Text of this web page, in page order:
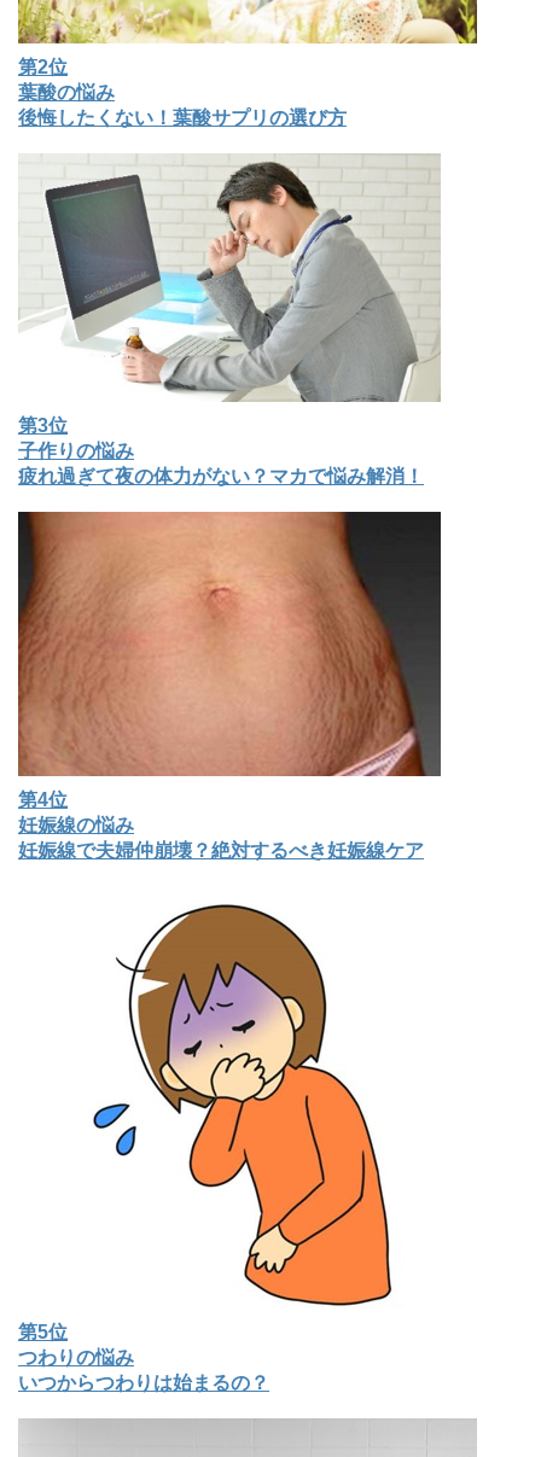
第2位
葉酸の悩み
後悔したくない！葉酸サプリの選び方
第3位
子作りの悩み
疲れ過ぎて夜の体力がない？マカで悩み解消！
第4位
妊娠線の悩み
妊娠線で夫婦仲崩壊？絶対するべき妊娠線ケア
第5位
つわりの悩み
いつからつわりは始まるの？